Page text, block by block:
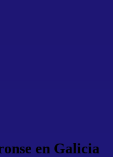
en Galicia